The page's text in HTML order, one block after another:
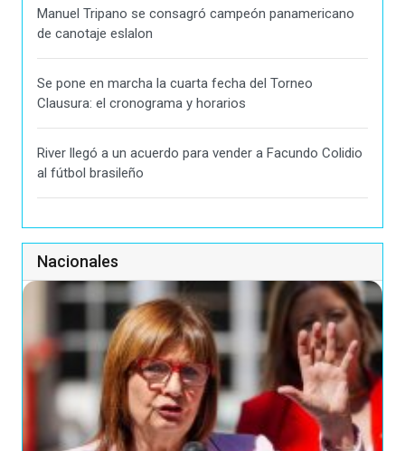
Manuel Tripano se consagró campeón panamericano
de canotaje eslalon
Se pone en marcha la cuarta fecha del Torneo
Clausura: el cronograma y horarios
River llegó a un acuerdo para vender a Facundo Colidio
al fútbol brasileño
Nacionales